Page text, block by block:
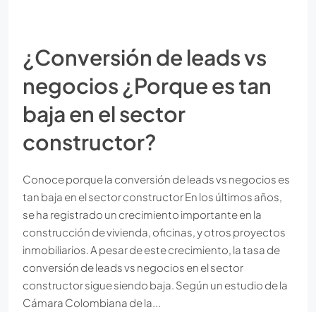
¿Conversión de leads vs
negocios ¿Porque es tan
baja en el sector
constructor?
Conoce porque la conversión de leads vs negocios es
tan baja en el sector constructor En los últimos años,
se ha registrado un crecimiento importante en la
construcción de vivienda, oficinas, y otros proyectos
inmobiliarios. A pesar de este crecimiento, la tasa de
conversión de leads vs negocios en el sector
constructor sigue siendo baja. Según un estudio de la
Cámara Colombiana de la...